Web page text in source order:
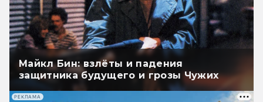
Майкл Бин: взлёты и падения
защитника будущего и грозы Чужих
РЕКЛАМА